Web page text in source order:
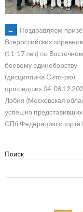
POST
NAVIGATION
←
Поздравляем
Всероссийских
(11-17 лет) по
боевому единоборству
(дисциплина Сито-рю)
прошедших 04-
Лобня (Московская
успешно
СПб Федерацию спорта
Поиск